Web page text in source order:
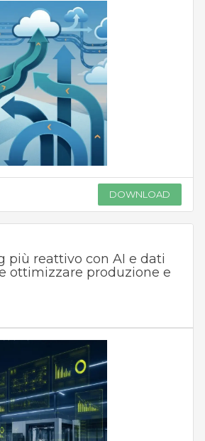
DOWNLOAD
più reattivo con AI e dati
ottimizzare produzione e